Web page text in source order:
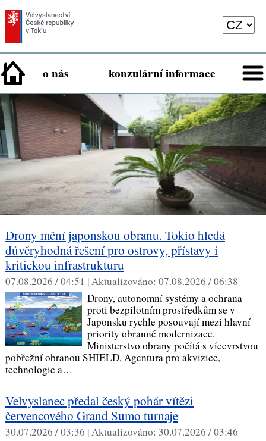
o nás konzulární informace
Drony mění japonskou obranu. Tokio hledá
důvěryhodná řešení pro ostrovy, přístavy i
kritickou infrastrukturu
07.08.2026 / 04:51 |Aktualizováno: 07.08.2026 / 06:38
Drony, autonomní systémy a ochrana
proti bezpilotním prostředkům se v
Japonsku rychle posouvají mezi hlavní
priority obranné modernizace.
Ministerstvo obrany počítá s vícevrstvou
pobřežní obranou SHIELD, Agentura pro akvizice,
technologie a…
Velvyslanec předal český pohár vítězi
červencového Grand Sumo turnaje
30.07.2026 / 03:36 |Aktualizováno: 30.07.2026 / 03:46